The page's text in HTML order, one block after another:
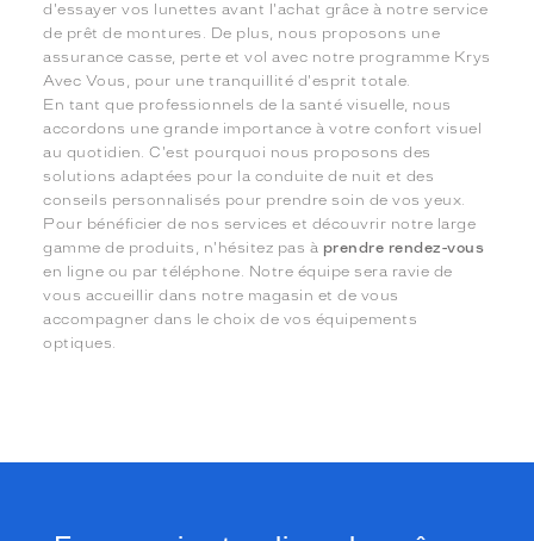
d'essayer vos lunettes avant l'achat grâce à notre service
de prêt de montures. De plus, nous proposons une
assurance casse, perte et vol avec notre programme Krys
Avec Vous, pour une tranquillité d'esprit totale.
En tant que professionnels de la santé visuelle, nous
accordons une grande importance à votre confort visuel
au quotidien. C'est pourquoi nous proposons des
solutions adaptées pour la conduite de nuit et des
conseils personnalisés pour prendre soin de vos yeux.
Pour bénéficier de nos services et découvrir notre large
gamme de produits, n'hésitez pas à prendre rendez-vous
en ligne ou par téléphone. Notre équipe sera ravie de
vous accueillir dans notre magasin et de vous
accompagner dans le choix de vos équipements
optiques.